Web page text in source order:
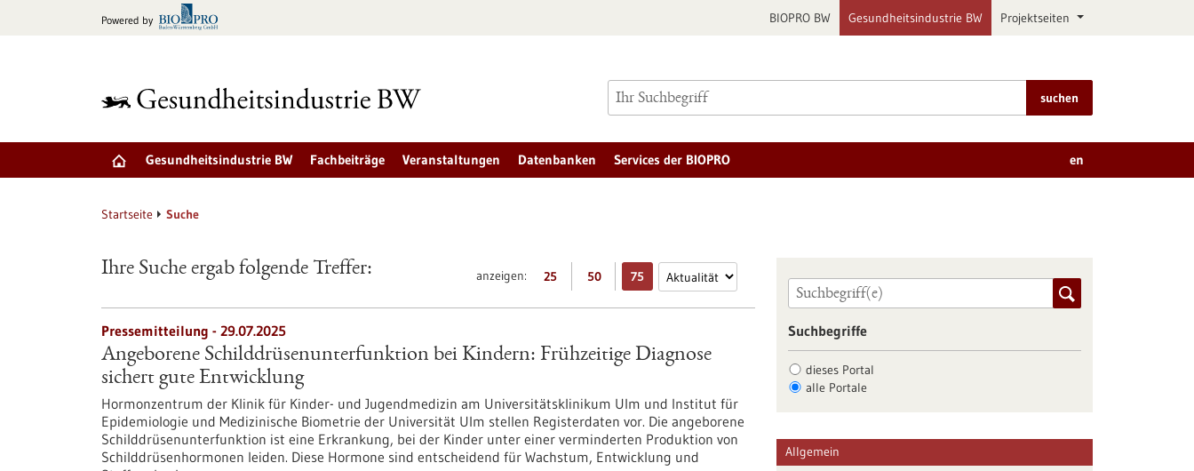
Powered by BIOPRO BW Gesundheitsindustrie BW Projektseiten
suchen
Gesundheitsindustrie BW Fachbeiträge Veranstaltungen Datenbanken Services der BIOPRO en
Startseite Suche
anzeigen: 25 50 75
Ihre Suche ergab folgende Treffer:
Pressemitteilung - 29.07.2025
Angeborene Schilddrüsenunterfunktion bei Kindern: Frühzeitige Diagnose
sichert gute Entwicklung
Hormonzentrum der Klinik für Kinder-​ und Jugendmedizin am Universitätsklinikum Ulm und Institut für
Epidemiologie und Medizinische Biometrie der Universität Ulm stellen Registerdaten vor. Die angeborene
Schilddrüsenunterfunktion ist eine Erkrankung, bei der Kinder unter einer verminderten Produktion von
Schilddrüsenhormonen leiden. Diese Hormone sind entscheidend für Wachstum, Entwicklung und
Suchbegriffe
dieses Portal
alle Portale
Allgemein